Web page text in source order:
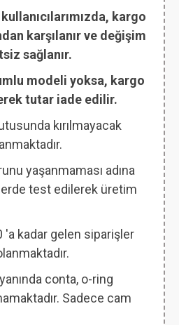
kargo
karşılanır ve değişim
sağlanır.
modeli yoksa, kargo
tutar iade edilir.
kırılmayacak
yaşanmaması adına
test edilerek üretim
'a kadar gelen siparişler
conta, o-ring
Sadece cam